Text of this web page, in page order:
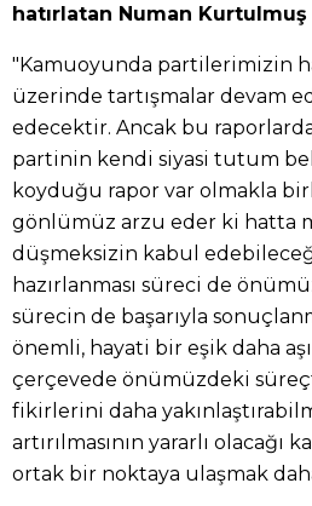
hatırlatan Numan
"Kamuoyunda partilerimizin
üzerinde tartışmalar devam
edecektir. Ancak bu
partinin kendi siyasi tutum
koyduğu rapor var olmakla
gönlümüz arzu eder ki hatta
düşmeksizin kabul
hazırlanması süreci de
sürecin de başarıyla
önemli, hayati bir eşik daha
çerçevede önümüzdeki
fikirlerini daha
artırılmasının yararlı olacağı
ortak bir noktaya ulaşmak